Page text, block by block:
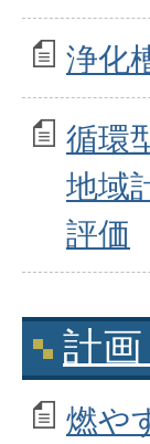
浄化
循環
地域
評価
計
燃や